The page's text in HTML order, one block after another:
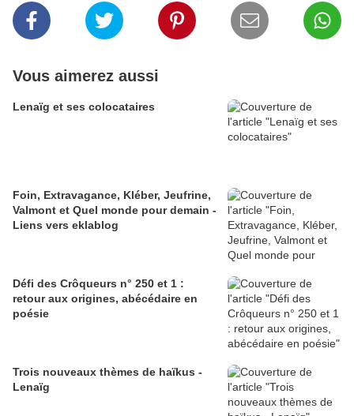
Vous aimerez aussi
Lenaïg et ses colocataires
Foin, Extravagance, Kléber, Jeufrine,
Valmont et Quel monde pour demain -
Liens vers eklablog
Défi des Crôqueurs n° 250 et 1 :
retour aux origines, abécédaire en
poésie
Trois nouveaux thèmes de haïkus -
Lenaïg